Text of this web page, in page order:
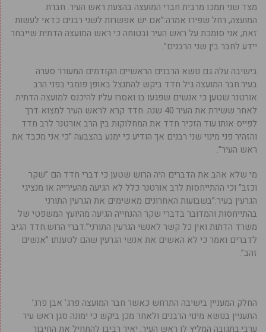
מצד שני תמכו מרבית חברי המועצה בהצעת ראש העיר. חברת
המועצה, רחל שפירו אמרה:”אם יש אפשרות לשני רבנים כדאי לעשות
זאת, אני סומכת על ראש העיר ובטוחה כי ראש המועצה הדתית שייבחר
יידע לחבר בין שני הרבנים”.
בישיבה עלה גם נושא הרבנים הראשיים הקודמים המעורר סערה
בעיר.חבר המועצה גיל חדד ביקש להתנצל באופן פומבי בפני הרב
אורטנר שטען כי אנשים שפגעו בו ואסרו עליו להיכנס למועצה הדתית
לאחר ששירת את העיר 40 שנה. חדד קרא לראש העיר למצוא דרך
לפייס אותו.עוד הזכיר חדד את המחלוקות בין הרב אורטנר לרב חדד
והזהיר פני מינוי שני רבנים אך הודיע כי ימנע בהצבעה ”כי אני מכבד את
ראש העיר”.
מי שלא אהב את הדברים היה הרוש שטען כי דברי חדד הם ”שקר
וכזב” וכי ההתייחסות לרב אורטנר כלל לא הגיעה מהעירייה או מנציגי
הגרעין בעיר:”בשבועות האחרונים מאשימים את הגרעין התורני
בהתייחסות והמדובר בדברי שקר ההנחייה הגיעה מהיועץ המשפטי של
משרד הדתות ואין כל קשר לאנשי הגרעין התורני”.דברי הרוש.חדד הגיב
לדברים ואמר כי לא האשים את אנשי הגרעין שהם לטענתו ”אנשים
זהב”.
החלק המעניין בישיבה התרחש כאשר חבר המועצה פרג’ אבן פרג’
התעניין בנושא מינוי הרבנים ולאחר מכן ביקש כי ימונה סגן ראש עיר
ערבי.בתגובה המליץ לו ראש העיר, יאיר רביבו להתחיל את החיבור